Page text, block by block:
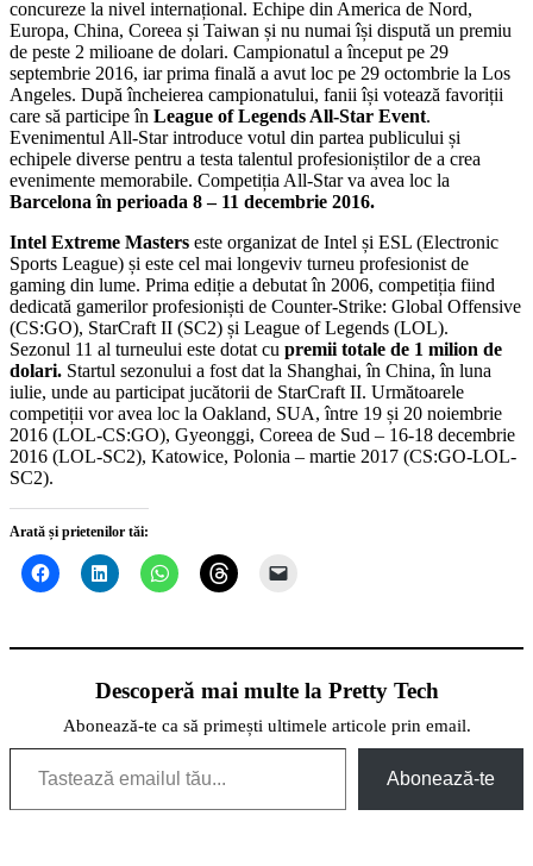
concureze la nivel internațional. Echipe din America de Nord,
Europa, China, Coreea și Taiwan și nu numai își dispută un premiu
de peste 2 milioane de dolari. Campionatul a început pe 29
septembrie 2016, iar prima finală a avut loc pe 29 octombrie la Los
Angeles. După încheierea campionatului, fanii își votează favoriții
care să participe în League of Legends All-Star Event.
Evenimentul All-Star introduce votul din partea publicului și
echipele diverse pentru a testa talentul profesioniștilor de a crea
evenimente memorabile. Competiția All-Star va avea loc la
Barcelona în perioada 8 – 11 decembrie 2016.
Intel Extreme Masters este organizat de Intel și ESL (Electronic
Sports League) și este cel mai longeviv turneu profesionist de
gaming din lume. Prima ediție a debutat în 2006, competiția fiind
dedicată gamerilor profesioniști de Counter-Strike: Global Offensive
(CS:GO), StarCraft II (SC2) și League of Legends (LOL).
Sezonul 11 al turneului este dotat cu premii totale de 1 milion de
dolari. Startul sezonului a fost dat la Shanghai, în China, în luna
iulie, unde au participat jucătorii de StarCraft II. Următoarele
competiții vor avea loc la Oakland, SUA, între 19 și 20 noiembrie
2016 (LOL-CS:GO), Gyeonggi, Coreea de Sud – 16-18 decembrie
2016 (LOL-SC2), Katowice, Polonia – martie 2017 (CS:GO-LOL-
SC2).
Arată și prietenilor tăi:
Descoperă mai multe la Pretty Tech
Abonează-te ca să primești ultimele articole prin email.
Tastează emailul tău...
Abonează-te